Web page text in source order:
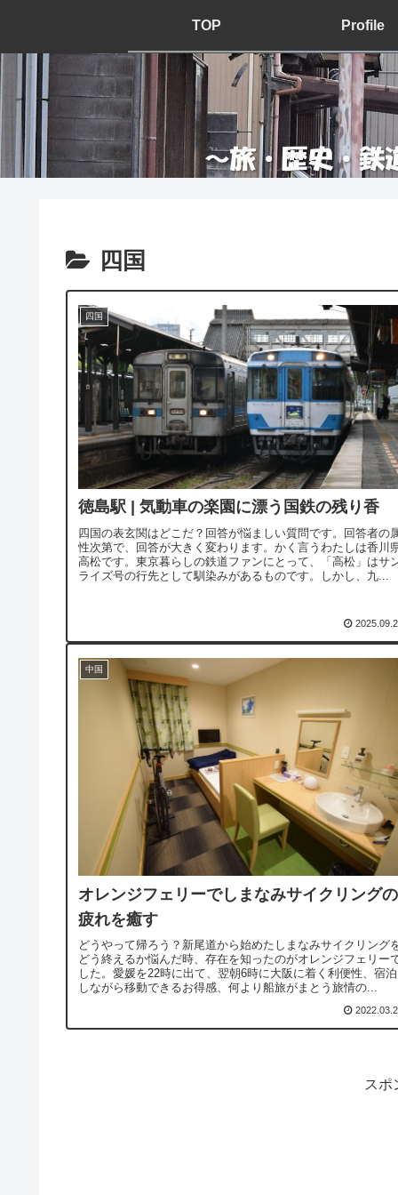
TOP Profile
四国
四国
徳島駅 | 気動車の楽園に漂う国鉄の残り香
四国の表玄関はどこだ？回答が悩ましい質問です。回答者の
性次第で、回答が大きく変わります。かく言うわたしは香川
高松です。東京暮らしの鉄道ファンにとって、「高松」はサ
ライズ号の行先として馴染みがあるものです。しかし、九...
中国
オレンジフェリーでしまなみサイクリングの
疲れを癒す
どうやって帰ろう？新尾道から始めたしまなみサイクリング
どう終えるか悩んだ時、存在を知ったのがオレンジフェリー
した。愛媛を22時に出て、翌朝6時に大阪に着く利便性、宿泊
しながら移動できるお得感、何より船旅がまとう旅情の...
スポ